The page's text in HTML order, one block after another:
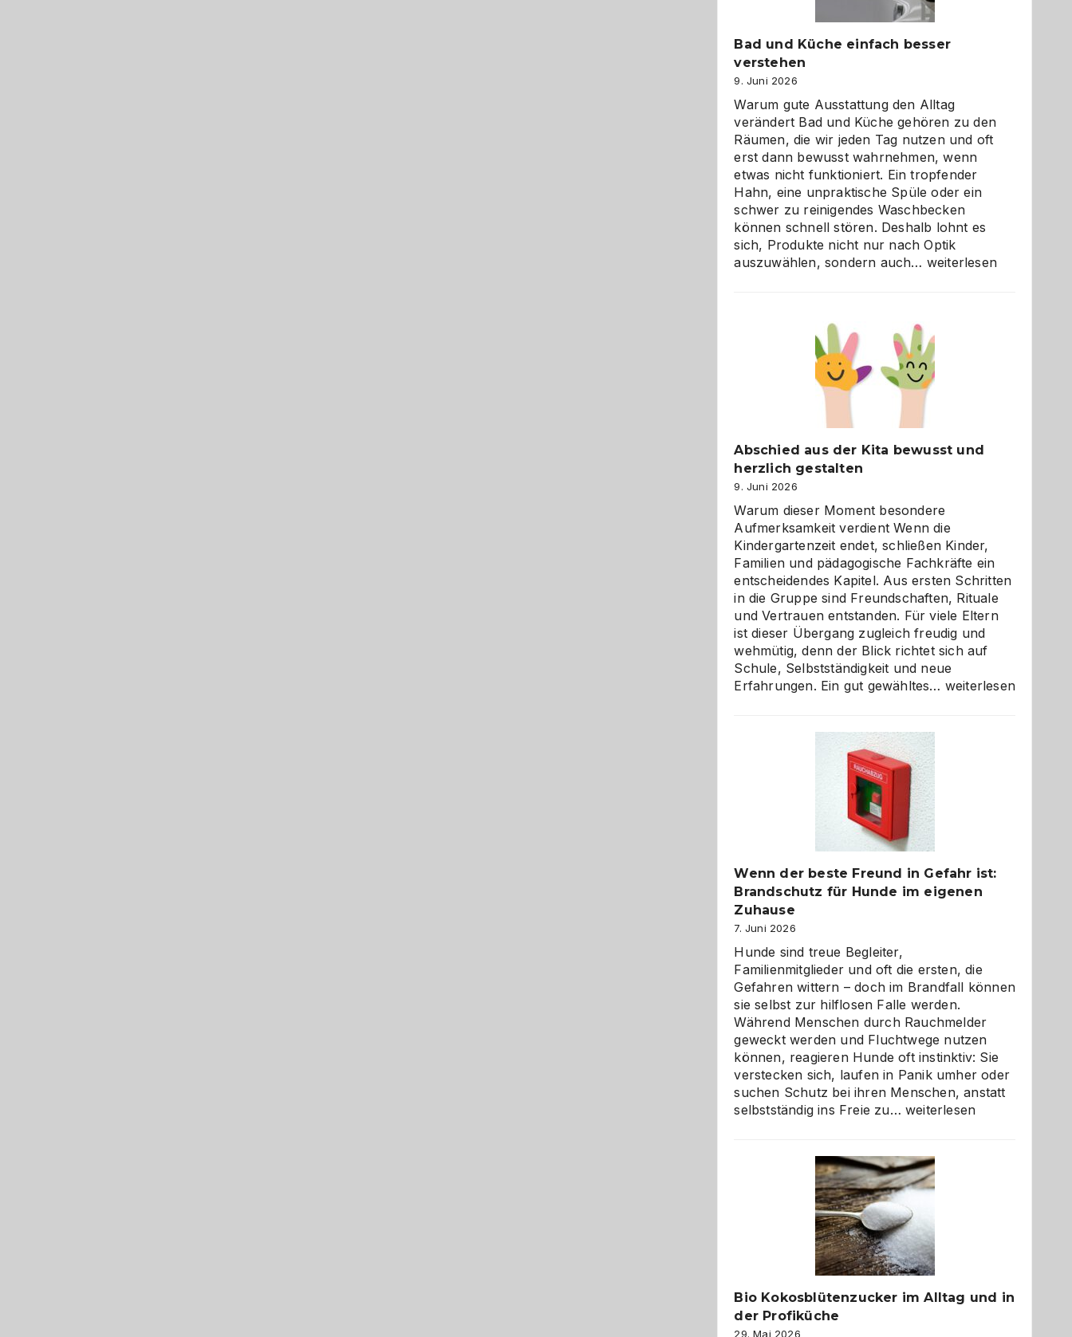
Bad und Küche einfach besser
verstehen
9. Juni 2026
Warum gute Ausstattung den Alltag
verändert Bad und Küche gehören zu den
Räumen, die wir jeden Tag nutzen und oft
erst dann bewusst wahrnehmen, wenn
etwas nicht funktioniert. Ein tropfender
Hahn, eine unpraktische Spüle oder ein
schwer zu reinigendes Waschbecken
können schnell stören. Deshalb lohnt es
sich, Produkte nicht nur nach Optik
auszuwählen, sondern auch… Bad
besser
verstehen
weiterlesen
Abschied aus der Kita bewusst und
herzlich gestalten
9. Juni 2026
Warum dieser Moment besondere
Aufmerksamkeit verdient Wenn die
Kindergartenzeit endet, schließen Kinder,
Familien und pädagogische Fachkräfte ein
entscheidendes Kapitel. Aus ersten Schritten
in die Gruppe sind Freundschaften, Rituale
und Vertrauen entstanden. Für viele Eltern
ist dieser Übergang zugleich freudig und
wehmütig, denn der Blick richtet sich auf
Schule, Selbstständigkeit und neue
Erfahrungen. Ein gut gewähltes… Abschied
weiterlesen
Wenn der beste Freund in Gefahr ist:
Brandschutz für Hunde im eigenen
Zuhause
7. Juni 2026
Hunde sind treue Begleiter,
Familienmitglieder und oft die ersten, die
Gefahren wittern – doch im Brandfall können
sie selbst zur hilflosen Falle werden.
Während Menschen durch Rauchmelder
geweckt werden und Fluchtwege nutzen
können, reagieren Hunde oft instinktiv: Sie
verstecken sich, laufen in Panik umher oder
suchen Schutz bei ihren Menschen, anstatt
selbstständig ins Freie zu… Wenn
Freund
in
Gefahr
ist:
Brandschutz
für
Hunde
eigenen
weiterlesen
Bio Kokosblütenzucker im Alltag und in
der Profiküche
29. Mai 2026